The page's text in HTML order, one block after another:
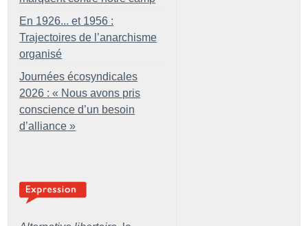
En 1926... et 1956 :
Trajectoires de l’anarchisme
organisé
Journées écosyndicales
2026 : « Nous avons pris
conscience d’un besoin
d’alliance »